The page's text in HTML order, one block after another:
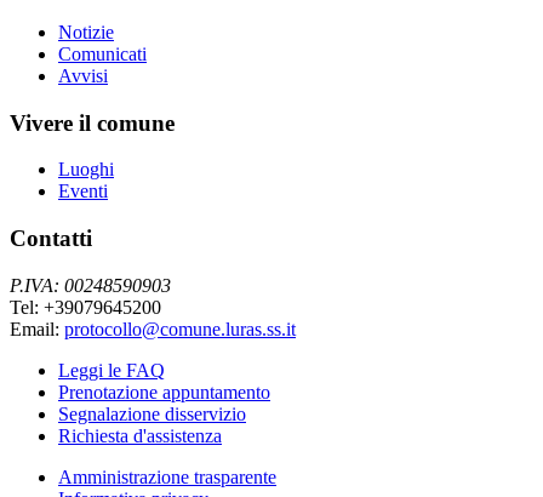
Notizie
Comunicati
Avvisi
Vivere il comune
Luoghi
Eventi
Contatti
P.IVA: 00248590903
Tel: +39079645200
Email: protocollo@comune.luras.ss.it
Leggi le FAQ
Prenotazione appuntamento
Segnalazione disservizio
Richiesta d'assistenza
Amministrazione trasparente